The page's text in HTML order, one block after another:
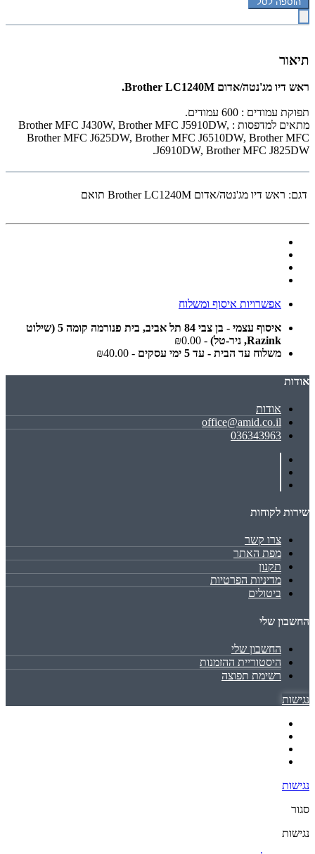
תיאור
‏ראש דיו מג'נטה/אדום ‏Brother LC1240M.
תפוקת עמודים : 600 עמודים.
מתאים למדפסות : Brother MFC J430W, Brother MFC J5910DW,
Brother MFC J625DW, Brother MFC J6510DW, Brother MFC
J6910DW, Brother MFC J825DW
.
דגם: ‏ראש דיו מג'נטה/אדום ‏Brother LC1240M תואם
אפשרויות איסוף ומשלוח
איסוף עצמי - בן צבי 84 תל אביב, בית פנורמה קומה 5 (שילוט
Razink, ניר-טל)
- ₪0.00
משלוח עד הבית - עד 5 ימי עסקים
- ₪40.00
אודות
אודות
office@amid.co.il
036343963
שירות לקוחות
צרו קשר
מפת האתר
תקנון
מדיניות הפרטיות
ביטולים
החשבון שלי
החשבון שלי
היסטוריית ההזמנות
רשימת תפוצה
נגישות
נגישות
סגור
נגישות